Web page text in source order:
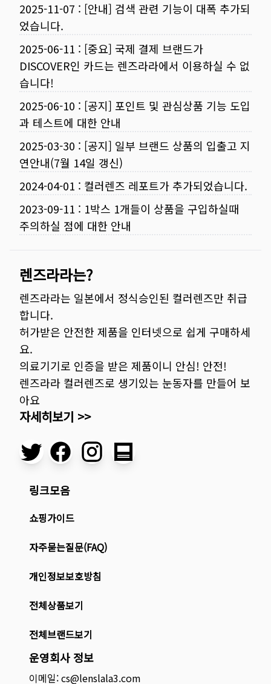
2025-11-07 : [안내] 검색 관련 기능이 대폭 추가되
었습니다.
2025-06-11 : [중요] 국제 결제 브랜드가
DISCOVER인 카드는 렌즈라라에서 이용하실 수 없
습니다!
2025-06-10 : [공지] 포인트 및 관심상품 기능 도입
과 테스트에 대한 안내
2025-03-30 : [공지] 일부 브랜드 상품의 입출고 지
연안내(7월 14일 갱신)
2024-04-01 : 컬러렌즈 레포트가 추가되었습니다.
2023-09-11 : 1박스 1개들이 상품을 구입하실때
주의하실 점에 대한 안내
렌즈라라는?
렌즈라라는 일본에서 정식승인된 컬러렌즈만 취급
합니다.
허가받은 안전한 제품을 인터넷으로 쉽게 구매하세
요.
의료기기로 인증을 받은 제품이니 안심! 안전!
렌즈라라 컬러렌즈로 생기있는 눈동자를 만들어 보
아요
자세히보기 >>
링크모음
쇼핑가이드
자주묻는질문(FAQ)
개인정보보호방침
전체상품보기
전체브랜드보기
운영회사 정보
이메일: cs@lenslala3.com